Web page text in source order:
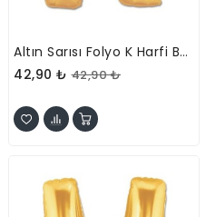
Altın Sarısı Folyo K Harfi Balon 1 Metre
42,90 ₺ 42,90 ₺